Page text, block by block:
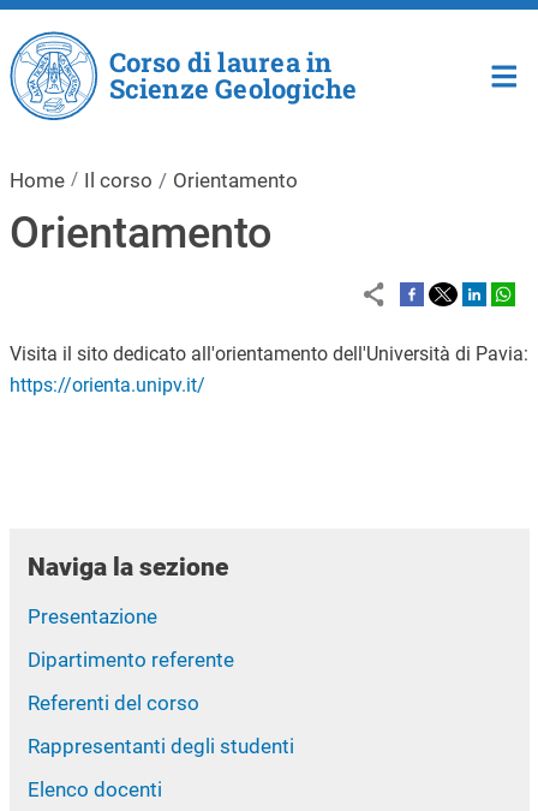
Salta al contenuto principale
Corso di laurea in
Scienze Geologiche
Home Il corso Orientamento
Orientamento
Visita il sito dedicato all'orientamento dell'Università di Pavia:
https://orienta.unipv.it/
Naviga la sezione
Presentazione
Dipartimento referente
Referenti del corso
Rappresentanti degli studenti
Elenco docenti